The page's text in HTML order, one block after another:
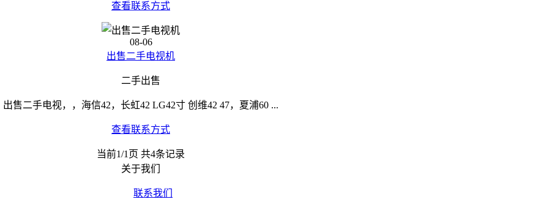
查看联系方式
08-06
出售二手电视机
二手出售
出售二手电视，，海信42，长虹42 LG42寸 创维42 47，夏浦60 ...
查看联系方式
当前1/1页 共4条记录
关于我们
联系我们